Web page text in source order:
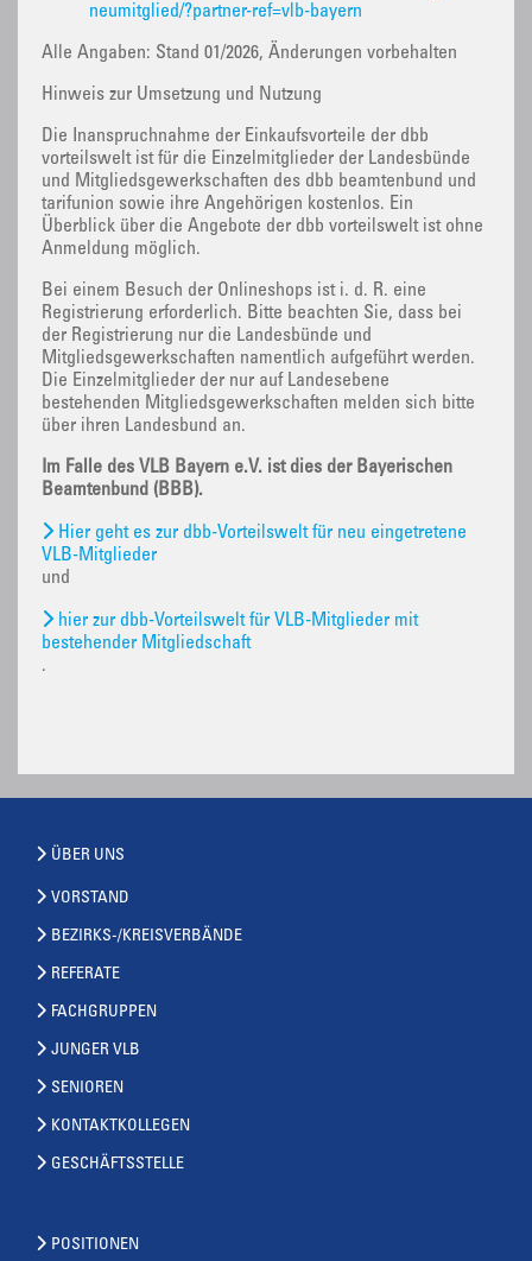
neumitglied/?partner-ref=vlb-bayern
Alle Angaben: Stand 01/2026, Änderungen vorbehalten
Hinweis zur Umsetzung und Nutzung
Die Inanspruchnahme der Einkaufsvorteile der dbb
vorteilswelt ist für die Einzelmitglieder der Landesbünde
und Mitgliedsgewerkschaften des dbb beamtenbund und
tarifunion sowie ihre Angehörigen kostenlos. Ein
Überblick über die Angebote der dbb vorteilswelt ist ohne
Anmeldung möglich.
Bei einem Besuch der Onlineshops ist i. d. R. eine
Registrierung erforderlich. Bitte beachten Sie, dass bei
der Registrierung nur die Landesbünde und
Mitgliedsgewerkschaften namentlich aufgeführt werden.
Die Einzelmitglieder der nur auf Landesebene
bestehenden Mitgliedsgewerkschaften melden sich bitte
über ihren Landesbund an.
Im Falle des VLB Bayern e.V. ist dies der Bayerischen
Beamtenbund (BBB).
Hier geht es zur dbb-Vorteilswelt für neu eingetretene
VLB-Mitglieder
und
hier zur dbb-Vorteilswelt für VLB-Mitglieder mit
bestehender Mitgliedschaft
.
ÜBER UNS
VORSTAND
BEZIRKS-/KREISVERBÄNDE
REFERATE
FACHGRUPPEN
JUNGER VLB
SENIOREN
KONTAKTKOLLEGEN
GESCHÄFTSSTELLE
POSITIONEN